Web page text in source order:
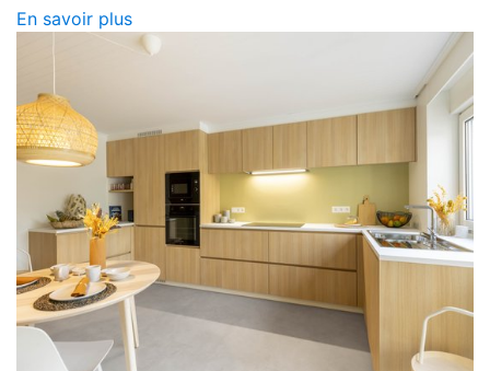
En savoir plus